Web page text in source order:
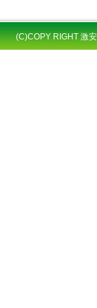
(C)COPY RIGHT 激